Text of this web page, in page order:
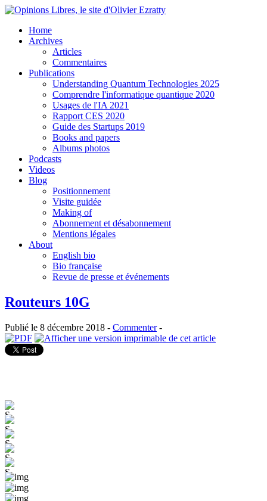
Home
Archives
Articles
Commentaires
Publications
Understanding Quantum Technologies 2025
Comprendre l'informatique quantique 2020
Usages de l'IA 2021
Rapport CES 2020
Guide des Startups 2019
Books and papers
Albums photos
Podcasts
Videos
Blog
Positionnement
Visite guidée
Making of
Abonnement et désabonnement
Mentions légales
About
English bio
Bio française
Revue de presse et événements
Routeurs 10G
Publié le 8 décembre 2018 - Commenter-